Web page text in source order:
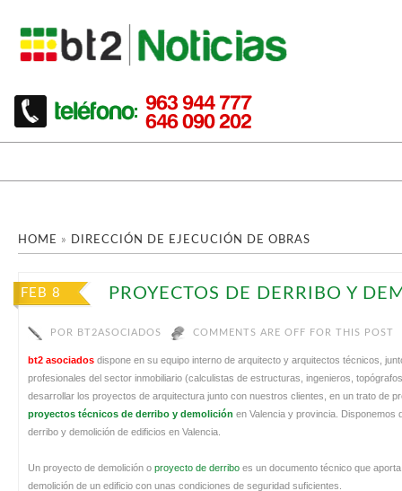
HOME » DIRECCIÓN DE EJECUCIÓN DE OBRAS
FEB 8 PROYECTOS DE DERRIBO Y
POR BT2ASOCIADOS COMMENTS ARE OFF FOR THIS POST
bt2 asociados dispone en su equipo interno de arquitecto y arquitectos técnicos,
profesionales del sector inmobiliario (calculistas de estructuras, ingenieros,
desarrollar los proyectos de arquitectura junto con nuestros clientes, en un trato de
proyectos técnicos de derribo y demolición en Valencia y provincia. Disponemos
derribo y demolición de edificios en Valencia.
Un proyecto de demolición o proyecto de derribo es un documento técnico que
demolición de un edificio con unas condiciones de seguridad suficientes.